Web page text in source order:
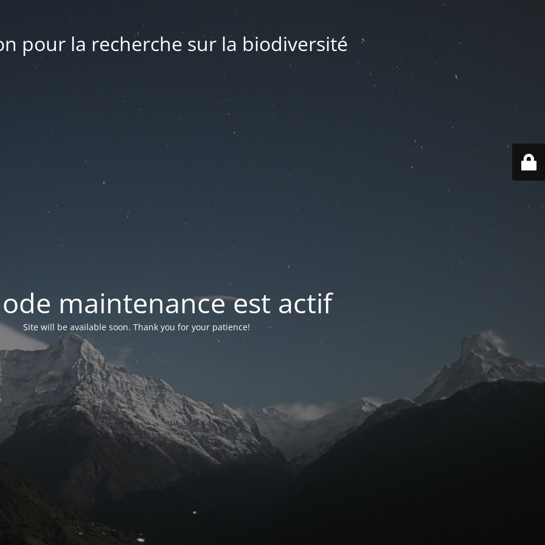
pour la recherche sur la biodiversité
maintenance est actif
Site will be available soon. Thank you for your patience!